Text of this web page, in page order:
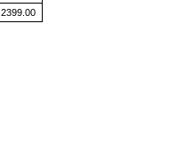
2399.00